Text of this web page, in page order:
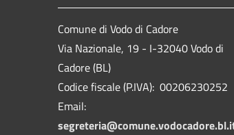
Comune di Vodo di Cadore
Via Nazionale, 19 - I-32040 Vodo di
Cadore (BL)
Codice fiscale (P.IVA): 00206230252
Email: